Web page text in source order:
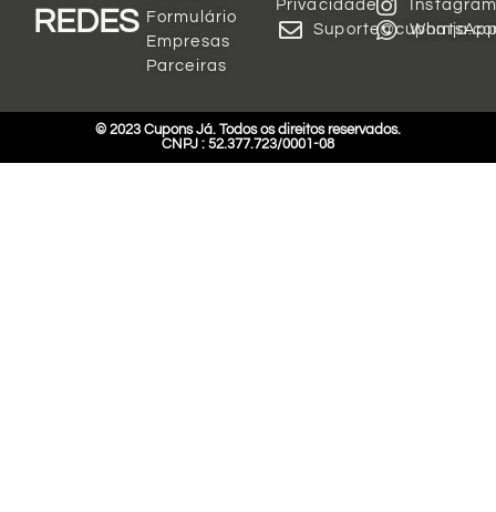
REDES Formulário
Empresas
Parceiras
Privacidade
© 2023 Cupons Já. Todos os direitos reservados.
CNPJ : 52.377.723/0001-08